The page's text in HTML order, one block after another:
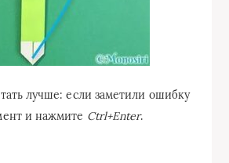
лучше: если заметили ошибку
и нажмите Ctrl+Enter.